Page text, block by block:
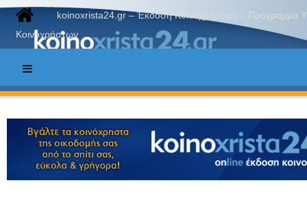
koinoxrista24.gr – Έκδοση Κοινοχρήστων – Πρόγραμμα
Κοινοχρήστων